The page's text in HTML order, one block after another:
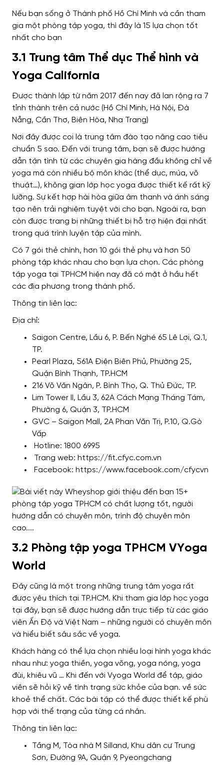
Nếu bạn sống ở Thành phố Hồ Chí Minh và cần tham
gia một phòng tập yoga, thì đây là 15 lựa chọn tốt
nhất cho bạn
3.1 Trung tâm Thể dục Thể hình và
Yoga California
Được thành lập từ năm 2017 đến nay đã lan rộng ra 7
tỉnh thành trên cả nước (Hồ Chí Minh, Hà Nội, Đà
Nẵng, Cần Thơ, Biên Hòa, Nha Trang)
Nơi đây được coi là trung tâm đào tạo nâng cao tiêu
chuẩn 5 sao. Đến với trung tâm, bạn sẽ được hướng
dẫn tận tình từ các chuyên gia hàng đầu không chỉ về
yoga mà còn nhiều bộ môn khác (thể dục, múa, võ
thuật…), không gian lớp học yoga được thiết kế rất kỹ
lưỡng. Sự kết hợp hài hòa giữa âm thanh và ánh sáng
tạo nên trải nghiệm tuyệt vời cho bạn. Ngoài ra, bạn
còn được trang bị những thiết bị hỗ trợ hiện đại nhất
trong quá trình luyện tập của mình.
Có 7 gói thẻ chính, hơn 10 gói thẻ phụ và hơn 50
phòng tập khác nhau cho bạn lựa chọn. Các phòng
tập yoga tại TPHCM hiện nay đã có mặt ở hầu hết
các địa phương trong thành phố.
Thông tin liên lạc:
Địa chỉ:
Saigon Centre, Lầu 6, P. Bến Nghé 65 Lê Lợi, Q.1,
TP.
Pearl Plaza, 561A Điện Biên Phủ, Phường 25,
Quận Bình Thạnh, TP.HCM
216 Võ Văn Ngân, P. Bình Thọ, Q. Thủ Đức, TP.
Lim Tower II, Lầu 3, 62A Cách Mạng Tháng Tám,
Phường 6, Quận 3, TP.HCM
GVC – Saigon Mall, 2A Phan Văn Trị, P.10, Q.Gò
Vấp
Hotline: 1800 6995
Trang web: https://fit.cfyc.com.vn
Facebook: https://www.facebook.com/cfycvn
3.2 Phòng tập yoga TPHCM VYoga
World
Đây cũng là một trong những trung tâm yoga rất
được yêu thích tại TP.HCM. Khi tham gia lớp học yoga
tại đây, bạn sẽ được hướng dẫn trực tiếp từ các giáo
viên Ấn Độ và Việt Nam – những người có chuyên môn
và hiểu biết sâu sắc về yoga.
Khách hàng có thể lựa chọn nhiều loại hình yoga khác
nhau như: yoga thiền, yoga võng, yoga nóng, yoga
đùi, khiêu vũ … Khi đến với Vyoga World để tập, giáo
viên sẽ hỏi kỹ về tình trạng sức khỏe của bạn. về sức
khoẻ thể chất. Các bài tập có thể được thiết kế phù
hợp với thể trạng của từng cá nhân.
Thông tin liên lạc:
Tầng M, Tòa nhà M Silland, Khu dân cư Trung
Sơn, Đường 9A, Quận 9, Pyeongchang